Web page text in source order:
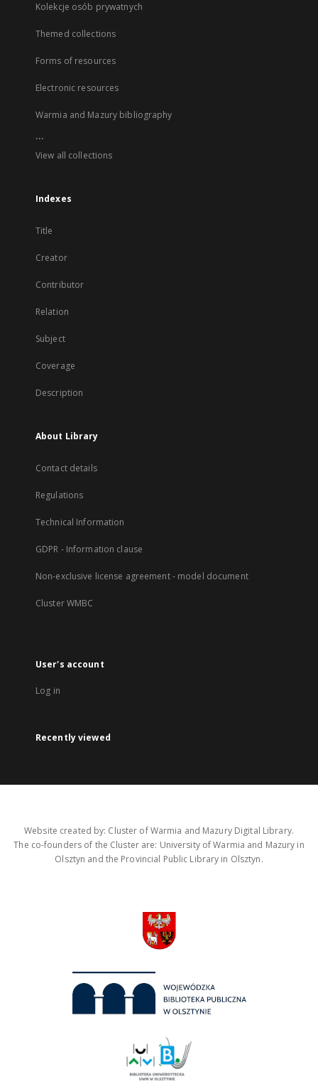
Kolekcje osób prywatnych
Themed collections
Forms of resources
Electronic resources
Warmia and Mazury bibliography
...
View all collections
Indexes
Title
Creator
Contributor
Relation
Subject
Coverage
Description
About Library
Contact details
Regulations
Technical Information
GDPR - Information clause
Non-exclusive license agreement - model document
Cluster WMBC
User's account
Log in
Recently viewed
Website created by: Cluster of Warmia and Mazury Digital Library.
The co-founders of the Cluster are: University of Warmia and Mazury in
Olsztyn and the Provincial Public Library in Olsztyn.